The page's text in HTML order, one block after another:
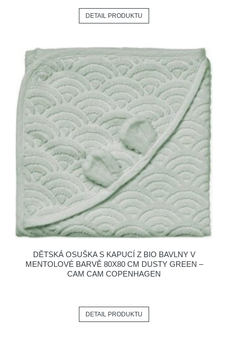
DETAIL PRODUKTU
DĚTSKÁ OSUŠKA S KAPUCÍ Z BIO BAVLNY V
MENTOLOVÉ BARVĚ 80X80 CM DUSTY GREEN –
CAM CAM COPENHAGEN
DETAIL PRODUKTU